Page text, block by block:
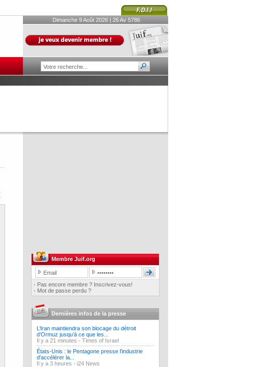
Dimanche 9 Août 2026 | 26 Av 5786
Membre Juif.org
· Pas encore membre ? Inscrivez-vous!
· Mot de passe perdu ?
Dernières infos de la presse
L’Iran maintiendra son blocage du détroit
d’Ormuz jusqu’à ce que les...
Il y a 21 minutes - Times of Israel
États-Unis : le Pentagone presse l'industrie
d'accélérer la...
Il y a 3 heures - i24 News